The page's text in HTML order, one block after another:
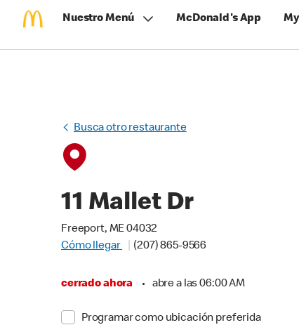
Nuestro Menú McDonald's App
Busca otro restaurante
11 Mallet Dr
Freeport, ME 04032
Cómo llegar
(207) 865-9566
cerrado ahora • abre a las 06:00 AM
Programar como ubicación preferida